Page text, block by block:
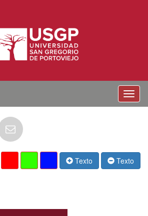
Menu
Texto Texto